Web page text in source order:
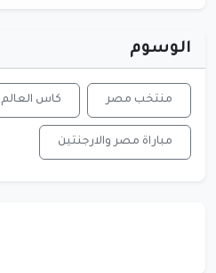
الوسوم
منتخب مصر كاس العالم
مباراة مصر والارجنتين